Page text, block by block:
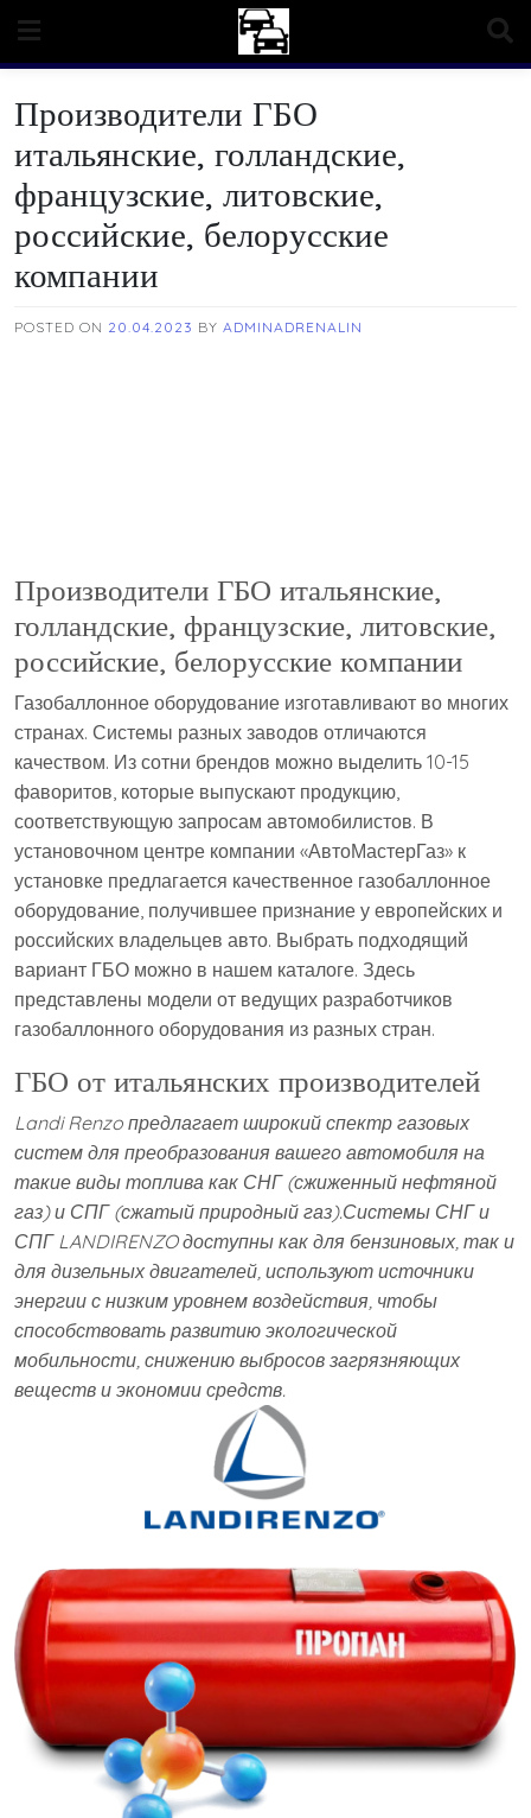
content
Производители ГБО
итальянские, голландские,
французские, литовские,
российские, белорусские
компании
POSTED ON 20.04.2023 BY ADMINADRENALIN
Производители ГБО итальянские,
голландские, французские, литовские,
российские, белорусские компании
Газобаллонное оборудование изготавливают во многих
странах. Системы разных заводов отличаются
качеством. Из сотни брендов можно выделить 10-15
фаворитов, которые выпускают продукцию,
соответствующую запросам автомобилистов. В
установочном центре компании «АвтоМастерГаз» к
установке предлагается качественное газобаллонное
оборудование, получившее признание у европейских и
российских владельцев авто. Выбрать подходящий
вариант ГБО можно в нашем каталоге. Здесь
представлены модели от ведущих разработчиков
газобаллонного оборудования из разных стран.
ГБО от итальянских производителей
Landi Renzo предлагает широкий спектр газовых
систем для преобразования вашего автомобиля на
такие виды топлива как СНГ (сжиженный нефтяной
газ) и СПГ (сжатый природный газ).Системы СНГ и
СПГ LANDIRENZO доступны как для бензиновых, так и
для дизельных двигателей, используют источники
энергии с низким уровнем воздействия, чтобы
способствовать развитию экологической
мобильности, снижению выбросов загрязняющих
веществ и экономии средств.